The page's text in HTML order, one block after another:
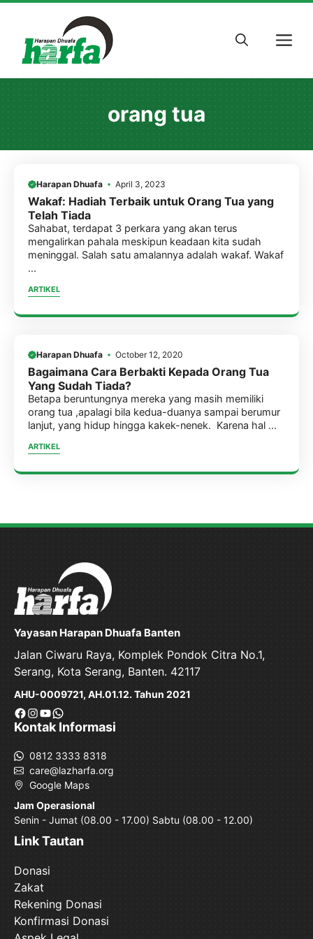
content
orang tua
Harapan Dhuafa April 3, 2023
Wakaf: Hadiah Terbaik untuk Orang Tua yang
Telah Tiada
Sahabat, terdapat 3 perkara yang akan terus
mengalirkan pahala meskipun keadaan kita sudah
meninggal. Salah satu amalannya adalah wakaf. Wakaf
...
ARTIKEL
Harapan Dhuafa October 12, 2020
Bagaimana Cara Berbakti Kepada Orang Tua
Yang Sudah Tiada?
Betapa beruntungnya mereka yang masih memiliki
orang tua ,apalagi bila kedua-duanya sampai berumur
lanjut, yang hidup hingga kakek-nenek. Karena hal ...
ARTIKEL
Yayasan Harapan Dhuafa Banten
Jalan Ciwaru Raya, Komplek Pondok Citra No.1,
Serang, Kota Serang, Banten. 42117
AHU-0009721, AH.01.12. Tahun 2021
Facebook
Instagram
YouTube
WhatsApp
Kontak Informasi
0812 3333 8318
care@lazharfa.org
Google Maps
Jam Operasional
Senin - Jumat (08.00 - 17.00) Sabtu (08.00 - 12.00)
Link Tautan
Donasi
Zakat
Rekening Donasi
Konfirmasi Donasi